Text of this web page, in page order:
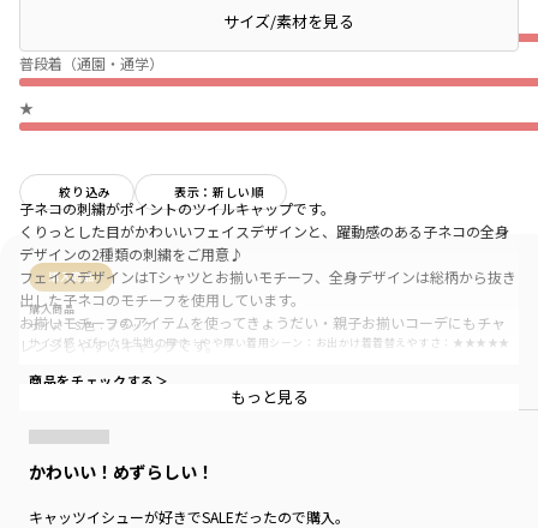
普段着（通園・通学）
★
絞り込み 表示：新しい順
購入商品
購入商品
サイズ感 ：ぴったり生地の厚さ：やや厚い着用シーン ：お出かけ着着替えやすさ ：★★★★★
サイズ：S色：ブラック
商品をチェックする＞
かわいい！めずらしい！
キャッツイシューが好きでSALEだったので購入。
サイズ/素材を見る
子ネコの刺繍がポイントのツイルキャップです。
くりっとした目がかわいいフェイスデザインと、躍動感のある子ネコの全身
デザインの2種類の刺繍をご用意♪
フェイスデザインはTシャツとお揃いモチーフ、全身デザインは総柄から抜き
出した子ネコのモチーフを使用しています。
お揃いモチーフのアイテムを使ってきょうだい・親子お揃いコーデにもチャ
レンジしやすいキャップです。
「branshes produced by Cat’s ISSUE(キャッツ イシュー)」商品の収益の一部
のために役立てられます。
シーズン
アウトレット
もっと見る